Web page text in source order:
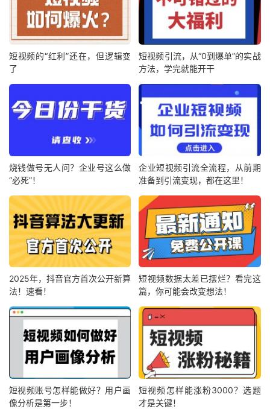
短视频的“红利”还在，但逻辑变
了
短视频引流，从“0到爆单”的实战
方法，学完就能开干
烧钱做号无人问？企业号这么做
“必死”！
企业短视频引流全流程，从前期
准备到引流变现，都在这里！
2025年，抖音官方首次公开新算
法！速看！
短视频数据太差已摆烂？看完这
篇，你可能会改变想法！
短视频账号怎样能做好？用户画
像分析是第一步！
短视频怎样能涨粉3000？选题
才是关键！